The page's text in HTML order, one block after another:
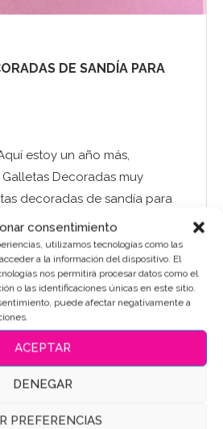
consentimiento
utilizamos tecnologías como las
a la información del dispositivo. El
nos permitirá procesar datos como el
o las identificaciones únicas en este sitio.
puede afectar negativamente a
ACEPTAR
DENEGAR
PREFERENCIAS
DE SANDÍA PARA
estoy un año más,
Decoradas muy
decoradas de sandía para
mamá Como sabéis, cada
de mi …
1 Comentario